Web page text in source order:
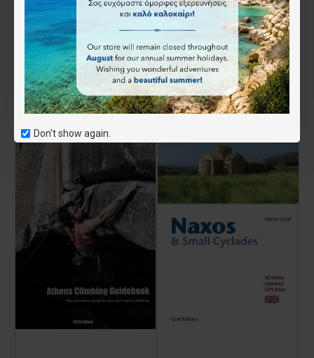
Don't show again.
Amorgos, Naxos, Paros, Andros Eastern & Northern Cyclades, Dieter Graf (English)
21.00€
Άμεση αγορά
Amorgos, Naxos, Paros, Andros, Östliche & Nördliche Kykladen - Wandern auf Griechischen Inseln (Γερμανικά)
21.00€
Άμεση αγορά